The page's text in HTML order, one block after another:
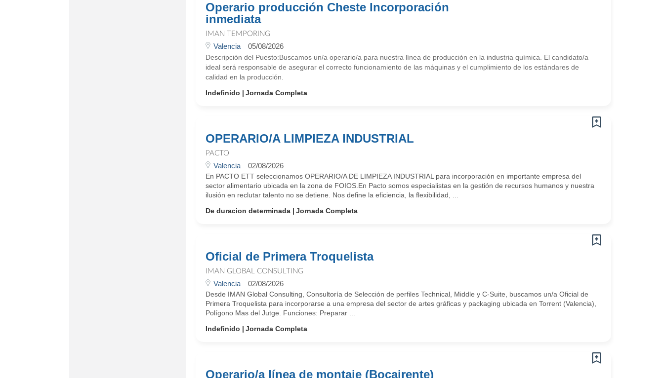
Operario producción Cheste Incorporación
inmediata
IMAN TEMPORING
Valencia 05/08/2026
Descripción del Puesto:Buscamos un/a operario/a para nuestra línea de producción en la industria química. El candidato/a
ideal será responsable de asegurar el correcto funcionamiento de las máquinas y el cumplimiento de los estándares de
calidad en la producción.
Indefinido
Jornada Completa
OPERARIO/A LIMPIEZA INDUSTRIAL
PACTO
Valencia 02/08/2026
En PACTO ETT seleccionamos OPERARIO/A DE LIMPIEZA INDUSTRIAL para incorporación en importante empresa del
sector alimentario ubicada en la zona de FOIOS.En Pacto somos especialistas en la gestión de recursos humanos y nuestra
ilusión en reclutar talento no se detiene. Nos define la eficiencia, la flexibilidad, ...
De duracion determinada
Jornada Completa
Oficial de Primera Troquelista
IMAN GLOBAL CONSULTING
Valencia 02/08/2026
Desde IMAN Global Consulting, Consultoría de Selección de perfiles Technical, Middle y C-Suite, buscamos un/a Oficial de
Primera Troquelista para incorporarse a una empresa del sector de artes gráficas y packaging ubicada en Torrent (Valencia),
Polígono Mas del Jutge. Funciones: Preparar ...
Indefinido
Jornada Completa
Operario/a línea de montaje (Bocairente)